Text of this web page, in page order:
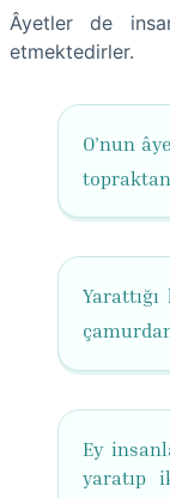
Âyetler de
etmektedirler.
O'nun
Ey
yaratıp